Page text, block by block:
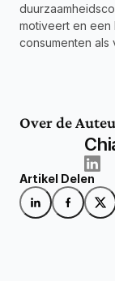
motiveert en
consumenten
Over de
Artikel Delen